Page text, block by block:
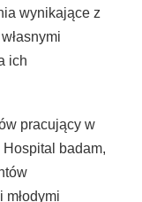
wynikające z
ich
pracujący w
badam,
młodymi